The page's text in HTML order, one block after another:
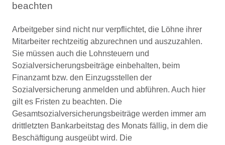
beachten
Arbeitgeber sind nicht nur verpflichtet, die Löhne ihrer
Mitarbeiter rechtzeitig abzurechnen und auszuzahlen.
Sie müssen auch die Lohnsteuern und
Sozialversicherungsbeiträge einbehalten, beim
Finanzamt bzw. den Einzugsstellen der
Sozialversicherung anmelden und abführen. Auch hier
gilt es Fristen zu beachten. Die
Gesamtsozialversicherungsbeiträge werden immer am
drittletzten Bankarbeitstag des Monats fällig, in dem die
Beschäftigung ausgeübt wird. Die